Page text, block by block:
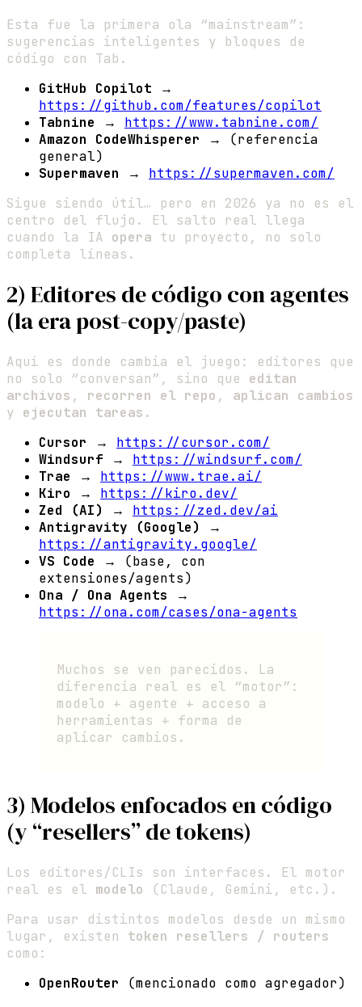
Esta fue la primera ola “mainstream”:
sugerencias inteligentes y bloques de
código con Tab.
GitHub Copilot →
https://github.com/features/copilot
Tabnine → https://www.tabnine.com/
Amazon CodeWhisperer → (referencia
general)
Supermaven → https://supermaven.com/
Sigue siendo útil… pero en 2026 ya no es el
centro del flujo. El salto real llega
cuando la IA opera tu proyecto, no solo
completa líneas.
2) Editores de código con agentes
(la era post-copy/paste)
Aquí es donde cambia el juego: editores que
no solo “conversan”, sino que editan
archivos , recorren el repo , aplican cambios
y ejecutan tareas .
Cursor → https://cursor.com/
Windsurf → https://windsurf.com/
Trae → https://www.trae.ai/
Kiro → https://kiro.dev/
Zed (AI)
→ https://zed.dev/ai
Antigravity (Google)
→
https://antigravity.google/
VS Code → (base, con
extensiones/agents)
Ona / Ona Agents →
https://ona.com/cases/ona-agents
Muchos se ven parecidos. La
diferencia real es el “motor”:
modelo + agente + acceso a
herramientas + forma de
aplicar cambios.
3) Modelos enfocados en código
(y “resellers” de tokens)
Los editores/CLIs son interfaces. El motor
real es el modelo (Claude, Gemini, etc.).
Para usar distintos modelos desde un mismo
lugar, existen token resellers / routers
como:
OpenRouter (mencionado como agregador)